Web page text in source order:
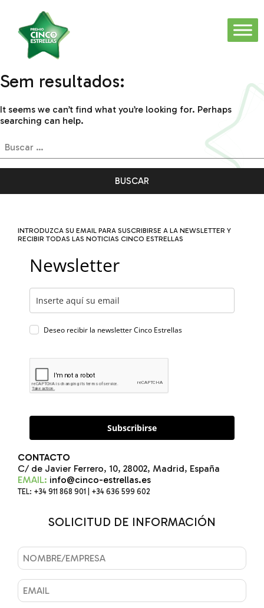
Sem resultados:
It seems we can’t find what you’re looking for. Perhaps
searching can help.
INTRODUZCA SU EMAIL PARA SUSCRIBIRSE A LA NEWSLETTER Y
RECIBIR TODAS LAS NOTICIAS CINCO ESTRELLAS
Newsletter
Deseo recibir la newsletter Cinco Estrellas
Subscribirse
CONTACTO
C/ de Javier Ferrero, 10, 28002, Madrid, España
EMAIL: info@cinco-estrellas.es
TEL: +34 911 868 901 | +34 636 599 602
SOLICITUD DE INFORMACIÓN